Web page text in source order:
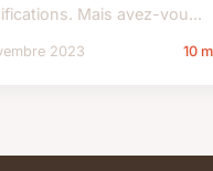
Mais avez-vou...
2023 10